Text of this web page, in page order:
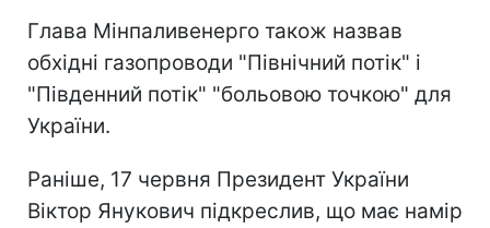
Глава Мінпаливенерго також назвав
обхідні газопроводи "Північний потік" і
"Південний потік" "больовою точкою" для
України.
Раніше, 17 червня Президент України
Віктор Янукович підкреслив, що має намір